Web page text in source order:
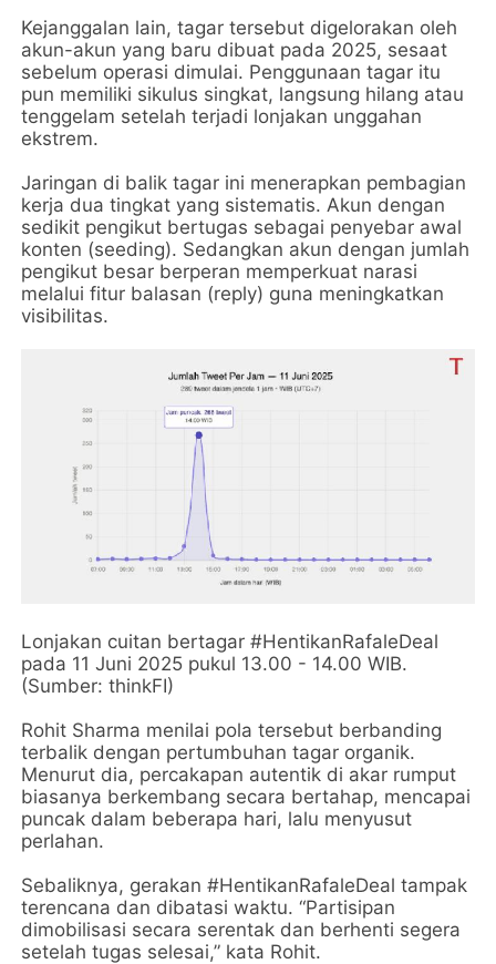
Kejanggalan lain, tagar tersebut digelorakan oleh
akun-akun yang baru dibuat pada 2025, sesaat
sebelum operasi dimulai. Penggunaan tagar itu
pun memiliki sikulus singkat, langsung hilang atau
tenggelam setelah terjadi lonjakan unggahan
ekstrem.
Jaringan di balik tagar ini menerapkan pembagian
kerja dua tingkat yang sistematis. Akun dengan
sedikit pengikut bertugas sebagai penyebar awal
konten (seeding). Sedangkan akun dengan jumlah
pengikut besar berperan memperkuat narasi
melalui fitur balasan (reply) guna meningkatkan
visibilitas.
Lonjakan cuitan bertagar #HentikanRafaleDeal
pada 11 Juni 2025 pukul 13.00 - 14.00 WIB.
(Sumber: thinkFI)
Rohit Sharma menilai pola tersebut berbanding
terbalik dengan pertumbuhan tagar organik.
Menurut dia, percakapan autentik di akar rumput
biasanya berkembang secara bertahap, mencapai
puncak dalam beberapa hari, lalu menyusut
perlahan.
Sebaliknya, gerakan #HentikanRafaleDeal tampak
terencana dan dibatasi waktu. “Partisipan
dimobilisasi secara serentak dan berhenti segera
setelah tugas selesai,” kata Rohit.